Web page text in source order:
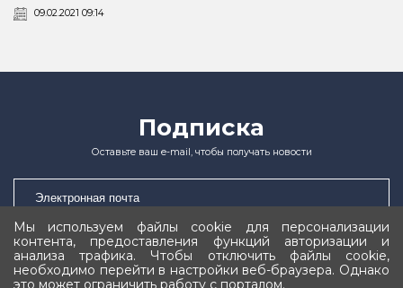
09.02.2021 09:14
Подписка
Оставьте ваш e-mail, чтобы получать новости
Подписаться
Мы используем файлы cookie для персонализации
контента, предоставления функций авторизации и
анализа трафика. Чтобы отключить файлы cookie,
необходимо перейти в настройки веб-браузера. Однако
это может ограничить работу с порталом.